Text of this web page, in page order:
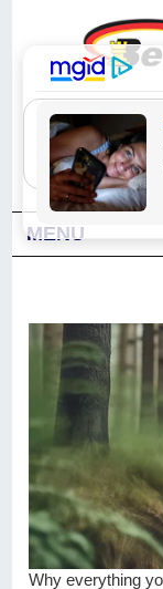
"Sesungguhnya
Wahai orang-orang
ucapkanlah salam
MENU